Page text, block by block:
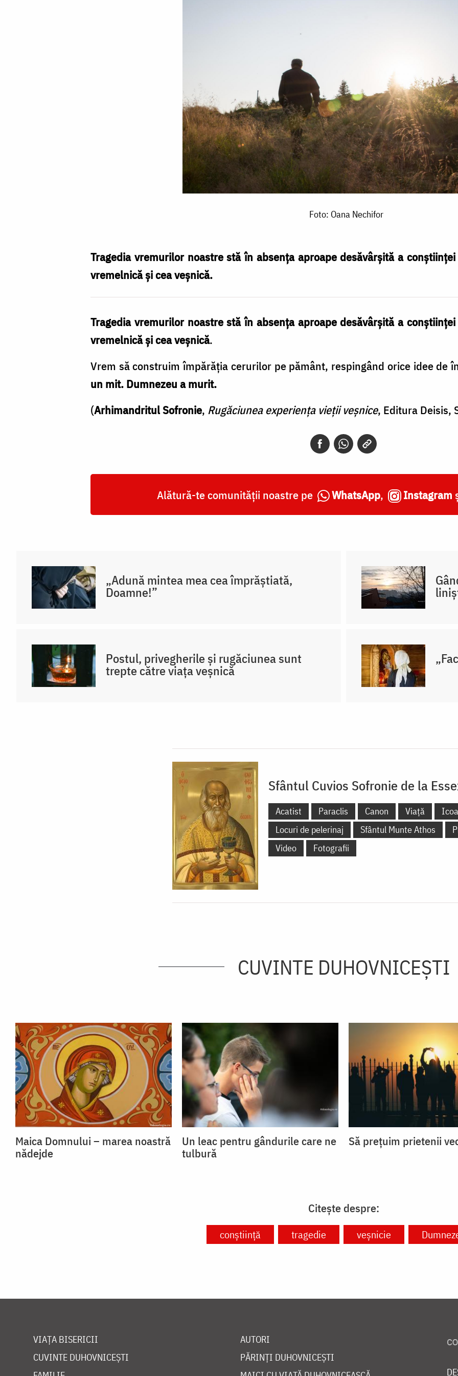
Foto: Oana Nechifor
Tragedia vremurilor noastre stă în absenţa aproape desăvârşită a
vremelnică şi cea veşnică.
Tragedia vremurilor noastre stă în absenţa aproape desăvârşită a
vremelnică şi cea veşnică.
Vrem să construim împărăţia cerurilor pe pământ, respingând orice idee de
un mit. Dumnezeu a murit.
(Arhimandritul Sofronie, Rugăciunea experiența vieții veșnice, Editura Deisis,
Alătură-te comunității noastre pe WhatsApp, Instagram
„Adună mintea mea cea împrăștiată,
Doamne!”
Postul, privegherile și rugăciunea sunt
trepte către viața veșnică
Sfântul Cuvios Sofronie de la
Acatist Paraclis Canon Viață
Locuri de pelerinaj
Sfântul Munte Athos
Video
Fotografii
CUVINTE DUHOVNICEȘTI
Maica Domnului – marea noastră
nădejde
Un leac pentru gândurile care ne
tulbură
Să prețuim prietenii
Citește despre:
conștiință tragedie veșnicie
VIAȚA BISERICII
CUVINTE DUHOVNICEȘTI
AUTORI
PĂRINȚI DUHOVNICEȘTI